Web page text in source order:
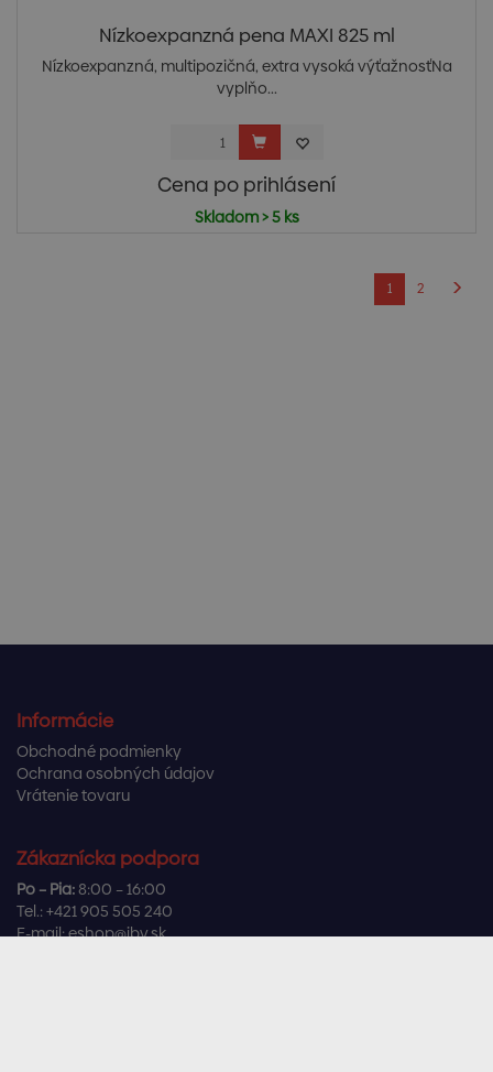
Nízkoexpanzná pena MAXI 825 ml
Nízkoexpanzná, multipozičná, extra vysoká výťažnosťNa
vyplňo...
Cena po prihlásení
Skladom > 5 ks
1 2
Informácie
Obchodné podmienky
Ochrana osobných údajov
Vrátenie tovaru
Zákaznícka podpora
Po – Pia:8:00 – 16:00
Tel.: +421 905 505 240
E-mail:eshop@ibv.sk